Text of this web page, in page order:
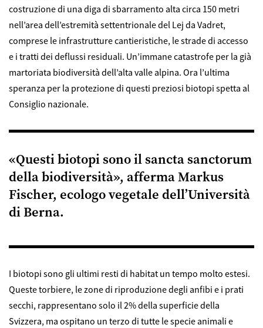
costruzione di una diga di sbarramento alta circa 150 metri
nell’area dell’estremità settentrionale del Lej da Vadret,
comprese le infrastrutture cantieristiche, le strade di accesso
e i tratti dei deflussi residuali. Un’immane catastrofe per la già
martoriata biodiversità dell’alta valle alpina. Ora l’ultima
speranza per la protezione di questi preziosi biotopi spetta al
Consiglio nazionale.
«Questi biotopi sono il sancta sanctorum
della biodiversità», afferma Markus
Fischer, ecologo vegetale dell’Università
di Berna.
I biotopi sono gli ultimi resti di habitat un tempo molto estesi.
Queste torbiere, le zone di riproduzione degli anfibi e i prati
secchi, rappresentano solo il 2% della superficie della
Svizzera, ma ospitano un terzo di tutte le specie animali e